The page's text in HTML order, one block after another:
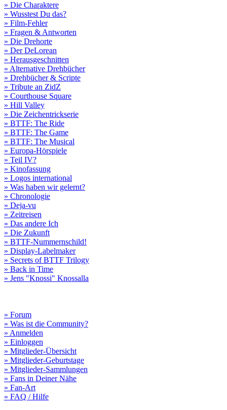
» Die Charaktere
» Wusstest Du das?
» Film-Fehler
» Fragen & Antworten
» Die Drehorte
» Der DeLorean
» Herausgeschnitten
» Alternative Drehbücher
» Drehbücher & Scripte
» Tribute an ZidZ
» Courthouse Square
» Hill Valley
» Die Zeichentrickserie
» BTTF: The Ride
» BTTF: The Game
» BTTF: The Musical
» Europa-Hörspiele
» Teil IV?
» Kinofassung
» Logos international
» Was haben wir gelernt?
» Chronologie
» Deja-vu
» Zeitreisen
» Das andere Ich
» Die Zukunft
» BTTF-Nummernschild!
» Display-Labelmaker
» Secrets of BTTF Trilogy
» Back in Time
» Jens "Knossi" Knossalla
» Forum
» Was ist die Community?
» Anmelden
» Einloggen
» Mitglieder-Übersicht
» Mitglieder-Geburtstage
» Mitglieder-Sammlungen
» Fans in Deiner Nähe
» Fan-Art
» FAQ / Hilfe